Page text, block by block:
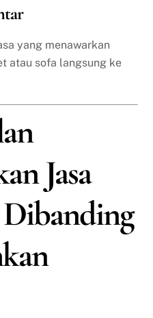
yang menawarkan
atau sofa langsung ke
Jasa